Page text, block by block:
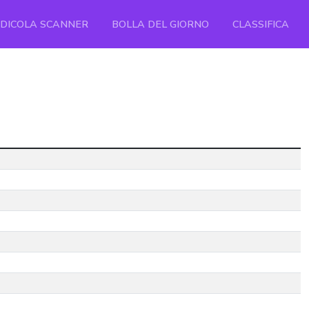
SCANNER BOLLA DEL GIORNO CLASSIFICA